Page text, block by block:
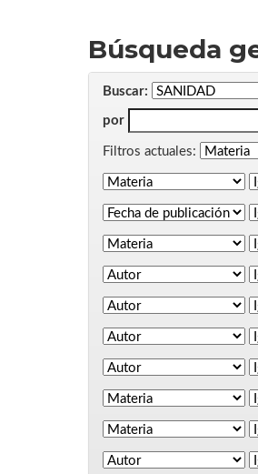
Búsqueda
Buscar:
por
Filtros actuales: